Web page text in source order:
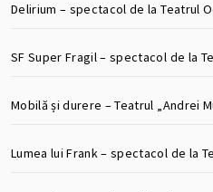
Delirium – spectacol de la Teatrul
SF Super Fragil – spectacol de la
Mobilă și durere – Teatrul „Andrei
Lumea lui Frank – spectacol de la